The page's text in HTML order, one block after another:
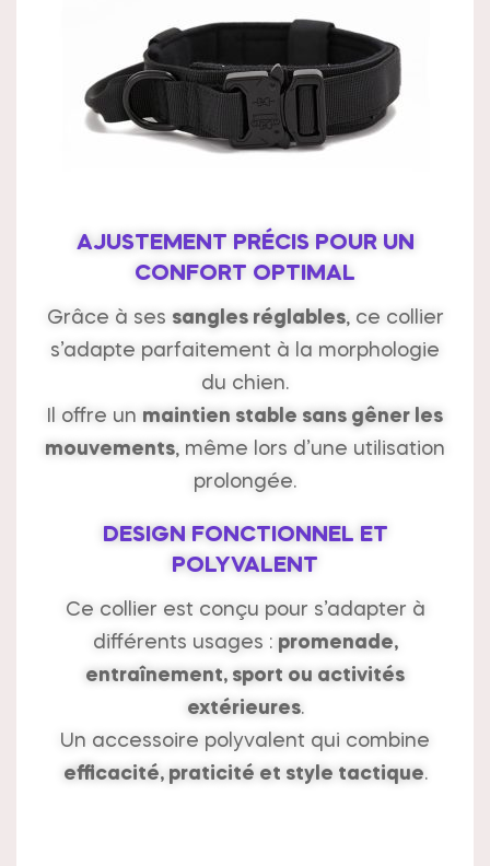
AJUSTEMENT PRÉCIS POUR UN
CONFORT OPTIMAL
Grâce à ses sangles réglables, ce collier
s’adapte parfaitement à la morphologie
du chien.
Il offre un maintien stable sans gêner les
mouvements, même lors d’une utilisation
prolongée.
DESIGN FONCTIONNEL ET
POLYVALENT
Ce collier est conçu pour s’adapter à
différents usages : promenade,
entraînement, sport ou activités
extérieures.
Un accessoire polyvalent qui combine
efficacité, praticité et style tactique.